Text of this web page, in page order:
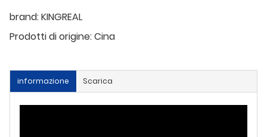
brand:KINGREAL
Prodotti di origine:Cina
informazione Scarica